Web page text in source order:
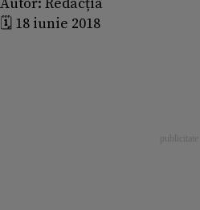
🗓️ 18 iunie 2018